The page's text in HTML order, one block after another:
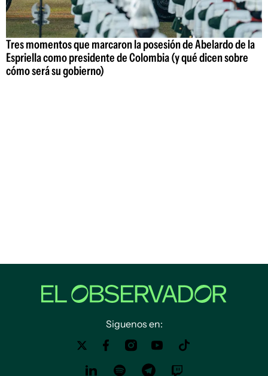
Tres momentos que marcaron la posesión de Abelardo de la
Espriella como presidente de Colombia (y qué dicen sobre
cómo será su gobierno)
Siguenos en: